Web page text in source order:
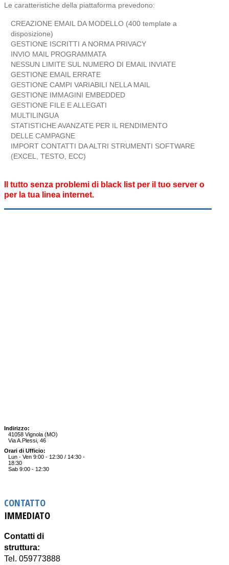
Le caratteristiche della piattaforma prevedono:
CREAZIONE EMAIL DA MODELLO (400 template a
disposizione)
GESTIONE ISCRITTI A NORMA PRIVACY
INVIO MAIL PROGRAMMATA
NESSUN LIMITE SUL NUMERO DI EMAIL INVIATE
GESTIONE EMAIL ERRATE
GESTIONE CAMPI VARIABILI NELLA MAIL
GESTIONE IMMAGINI EMBEDDED
GESTIONE FILE E ALLEGATI
MULTILINGUA
STATISTICHE AVANZATE PER IL RENDIMENTO
DELLE CAMPAGNE
IMPORT CONTATTI DA ALTRI STRUMENTI SOFTWARE
(EXCEL, TESTO, ECC)
Il tutto senza problemi di black list per il tuo server o
per la tua linea internet.
Indirizzo:
41058 Vignola (MO)
Via A.Plessi, 46
Orari di Ufficio:
Lun - Ven 9:00 - 12:30 / 14:30 -
18:30
Sab 9:00 - 12:30
CONTATTO
IMMEDIATO
Contatti di
struttura:
Tel. 059773888